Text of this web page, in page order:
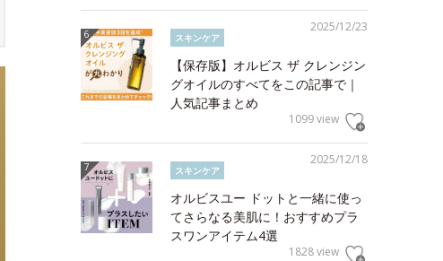
2025/12/23
スキンケア
【保存版】オルビス ザ クレンジン
グオイルのすべてをこの記事で｜
人気記事まとめ
1099 view
2025/12/18
スキンケア
オルビスユー ドットと一緒に使っ
てさらなる美肌に！おすすめプラ
スワンアイテム4選
1828 view